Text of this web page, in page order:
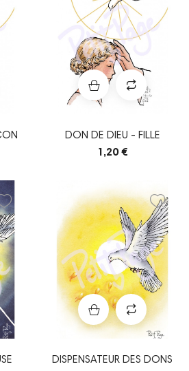
DON DE DIEU - FILLE
1,20 €
DISPENSATEUR DES DONS